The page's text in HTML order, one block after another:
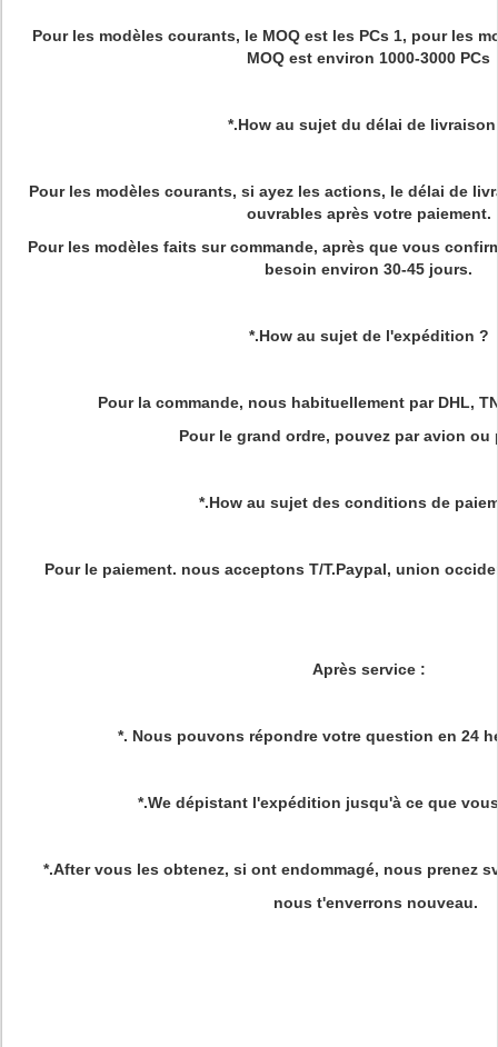
Pour les modèles courants, le MOQ est les PCs 1, pour les
MOQ est environ 1000-3000 PCs
*.How au sujet du délai de
Pour les modèles courants, si ayez les actions, le délai de
ouvrables après votre paiement.
Pour les modèles faits sur commande, après que vous
besoin environ 30-45 jours.
*.How au sujet de l'expédition ?
Pour la commande, nous habituellement par DHL,
Pour le grand ordre, pouvez par avion ou
*.How au sujet des conditions de
Pour le paiement. nous acceptons T/T.Paypal, union
Après service:
*. Nous pouvons répondre votre question en 24
*.We dépistant l'expédition jusqu'à ce que
*.After vous les obtenez, si ont endommagé, nous prenez
nous t'enverrons nouveau.